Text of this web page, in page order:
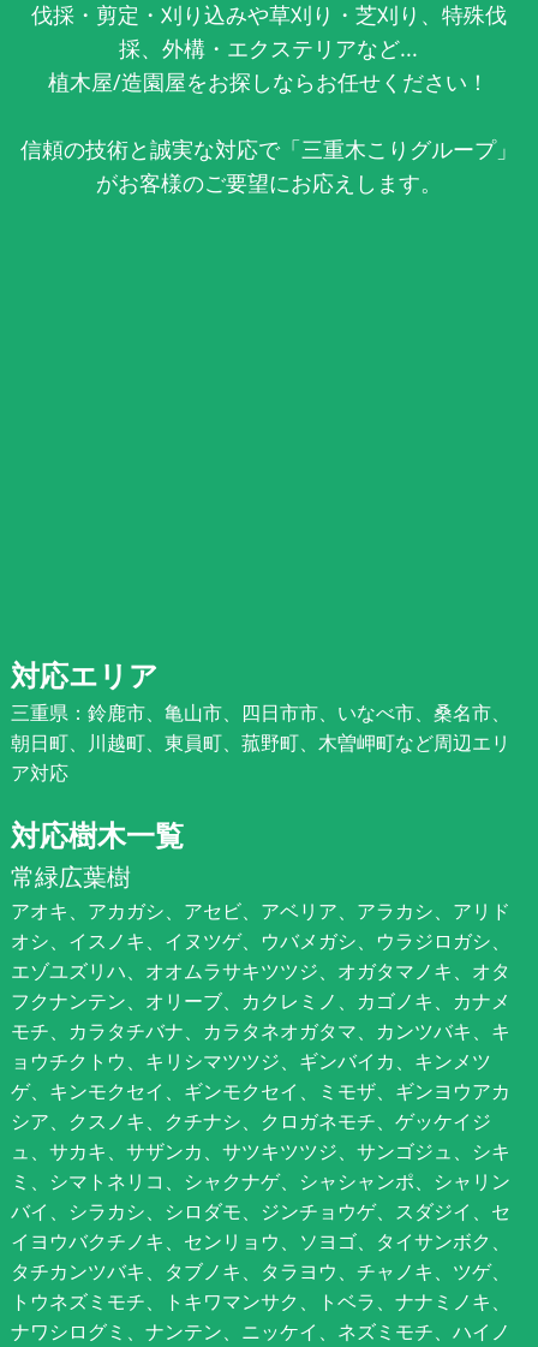
伐採・剪定・刈り込みや草刈り・芝刈り、特殊伐
採、外構・エクステリアなど...
植木屋/造園屋をお探しならお任せください！
信頼の技術と誠実な対応で「三重木こりグループ」
がお客様のご要望にお応えします。
対応エリア
三重県：鈴鹿市、亀山市、四日市市、いなべ市、桑名市、
朝日町、川越町、東員町、菰野町、木曽岬町など周辺エリ
ア対応
対応樹木一覧
常緑広葉樹
アオキ、アカガシ、アセビ、アベリア、アラカシ、アリド
オシ、イスノキ、イヌツゲ、ウバメガシ、ウラジロガシ、
エゾユズリハ、オオムラサキツツジ、オガタマノキ、オタ
フクナンテン、オリーブ、カクレミノ、カゴノキ、カナメ
モチ、カラタチバナ、カラタネオガタマ、カンツバキ、キ
ョウチクトウ、キリシマツツジ、ギンバイカ、キンメツ
ゲ、キンモクセイ、ギンモクセイ、ミモザ、ギンヨウアカ
シア、クスノキ、クチナシ、クロガネモチ、ゲッケイジ
ュ、サカキ、サザンカ、サツキツツジ、サンゴジュ、シキ
ミ、シマトネリコ、シャクナゲ、シャシャンポ、シャリン
バイ、シラカシ、シロダモ、ジンチョウゲ、スダジイ、セ
イヨウバクチノキ、センリョウ、ソヨゴ、タイサンボク、
タチカンツバキ、タブノキ、タラヨウ、チャノキ、ツゲ、
トウネズミモチ、トキワマンサク、トベラ、ナナミノキ、
ナワシログミ、ナンテン、ニッケイ、ネズミモチ、ハイノ